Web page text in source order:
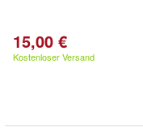
15,00 €
Kostenloser Versand